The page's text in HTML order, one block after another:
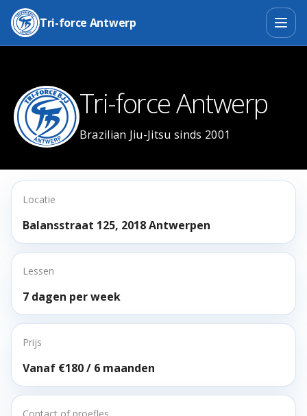
Tri-force Antwerp
Tri-force Antwerp
Brazilian Jiu-Jitsu sinds 2001
Locatie
Balansstraat 125, 2018 Antwerpen
Lessen
7 dagen per week
Prijs
Vanaf €180 / 6 maanden